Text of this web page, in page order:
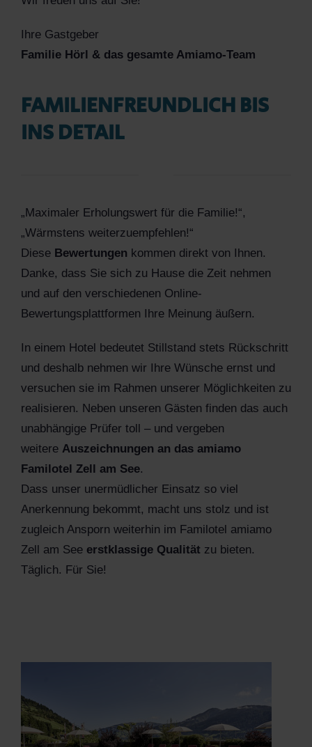
Ihre Gastgeber
Familie Hörl & das gesamte Amiamo-Team
FAMILIENFREUNDLICH BIS
INS DETAIL
„Maximaler Erholungswert für die Familie!“,
„Wärmstens weiterzuempfehlen!“
Diese Bewertungen kommen direkt von Ihnen.
Danke, dass Sie sich zu Hause die Zeit nehmen
und auf den verschiedenen Online-
Bewertungsplattformen Ihre Meinung äußern.
In einem Hotel bedeutet Stillstand stets Rückschritt
und deshalb nehmen wir Ihre Wünsche ernst und
versuchen sie im Rahmen unserer Möglichkeiten zu
realisieren. Neben unseren Gästen finden das auch
unabhängige Prüfer toll – und vergeben
weitere Auszeichnungen an das amiamo
Familotel Zell am See.
Dass unser unermüdlicher Einsatz so viel
Anerkennung bekommt, macht uns stolz und ist
zugleich Ansporn weiterhin im Familotel amiamo
Zell am See erstklassige Qualität zu bieten.
Täglich. Für Sie!